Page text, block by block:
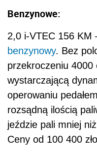
Benzynowe:
2,0 i-VTEC 156 KM
benzynowy. Bez
przekroczeniu
wystarczającą
operowaniu
rozsądną ilością
jeździe pali mniej
Ceny od 100 400